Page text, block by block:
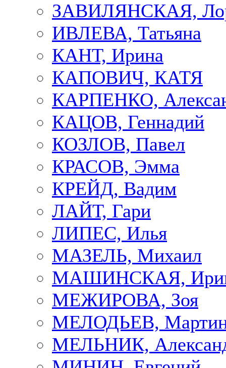
ЗАВИЛЯНСКАЯ,
ИВЛЕВА, Татьяна
КАНТ, Ирина
КАПОВИЧ, КАТЯ
КАРПЕНКО,
КАЦОВ, Геннадий
КОЗЛОВ, Павел
КРАСОВ, Эмма
КРЕЙД, Вадим
ЛАЙТ, Гари
ЛИПЕС, Илья
МАЗЕЛЬ, Михаил
МАШИНСКАЯ,
МЕЖИРОВА, Зоя
МЕЛОДЬЕВ,
МЕЛЬНИК,